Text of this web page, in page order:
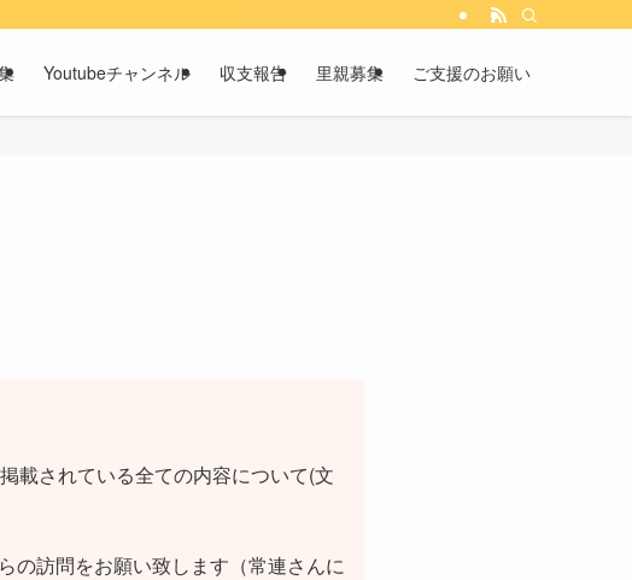
Youtubeチャンネル 収支報告 里親募集 ご支援のお願い
されている全ての内容について(文
の訪問をお願い致します（常連さんに